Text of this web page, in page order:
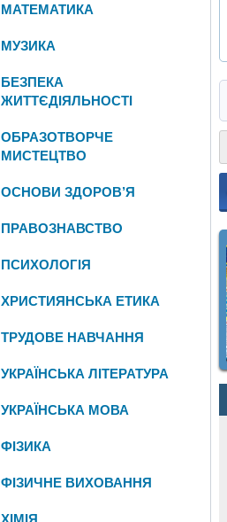
МАТЕМАТИКА
МУЗИКА
БЕЗПЕКА
ЖИТТЄДІЯЛЬНОСТІ
ОБРАЗОТВОРЧЕ
МИСТЕЦТВО
ОСНОВИ ЗДОРОВ’Я
ПРАВОЗНАВСТВО
ПСИХОЛОГІЯ
ХРИСТИЯНСЬКА ЕТИКА
ТРУДОВЕ НАВЧАННЯ
УКРАЇНСЬКА ЛІТЕРАТУРА
УКРАЇНСЬКА МОВА
ФІЗИКА
ФІЗИЧНЕ ВИХОВАННЯ
ХІМІЯ